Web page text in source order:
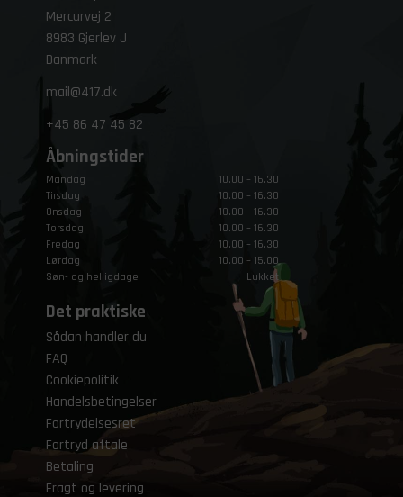
Mercurvej 2
8983 Gjerlev J
Danmark
mail@417.dk
+45 86 47 45 82
Åbningstider
Mandag
10.00 – 16.30
Tirsdag
10.00 – 16.30
Onsdag
10.00 – 16.30
Torsdag
10.00 – 16.30
Fredag
10.00 – 16.30
Lørdag
10.00 – 15.00
Søn- og helligdage
Lukket
Det praktiske
Sådan handler du
FAQ
Cookiepolitik
Handelsbetingelser
Fortrydelsesret
Fortryd aftale
Betaling
Fragt og levering